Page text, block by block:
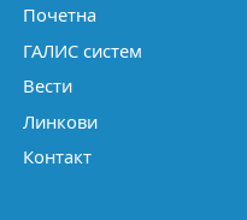
Почетна
ГАЛИС систем
Вести
Линкови
Контакт